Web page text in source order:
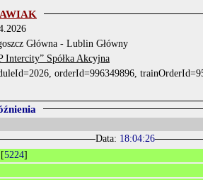
Główna - Lublin Główny
Intercity” Spółka Akcyjna
orderId=996349896,
Data: 18:04:26
5224]